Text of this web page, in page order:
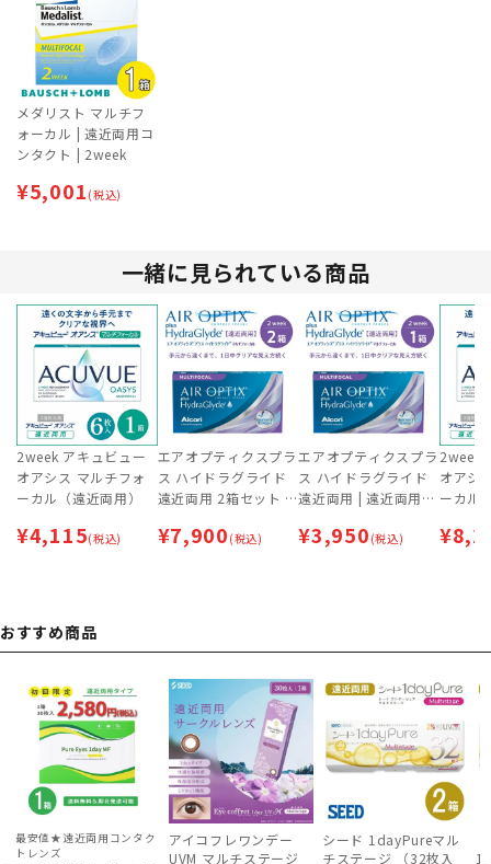
メダリスト マルチフ
ォーカル | 遠近両用コ
ンタクト | 2week
¥5,001 (税込)
一緒に見られている商品
2week アキュビュー
オアシス マルチフォ
ーカル（遠近両用）
¥4,115(税込)
エアオプティクスプラ
ス ハイドラグライド
遠近両用 2箱セット |
2week
¥7,900 (税込)
エアオプティクスプラ
ス ハイドラグライド
遠近両用 | 遠近両用コ
¥3,950 (税込)
2week
オアシ
ーカル
¥
おすすめ商品
最安値★遠近両用コンタク
トレンズ
アイコフレワンデー
UVM マルチステージ
シード 1dayPureマル
チステージ （32枚入